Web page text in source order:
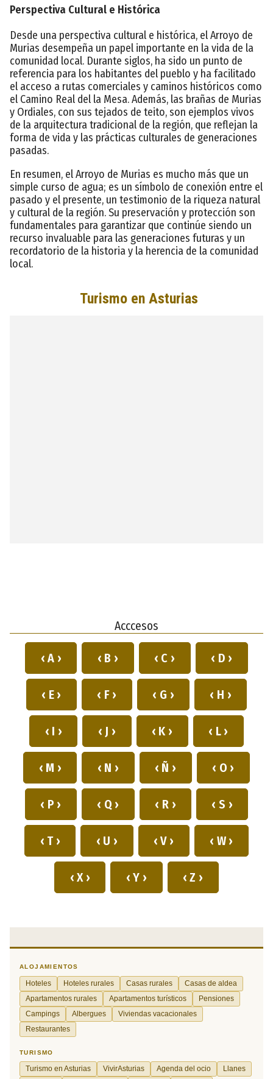
Perspectiva Cultural e Histórica
Desde una perspectiva cultural e histórica, el Arroyo de
Murias desempeña un papel importante en la vida de la
comunidad local. Durante siglos, ha sido un punto de
referencia para los habitantes del pueblo y ha facilitado
el acceso a rutas comerciales y caminos históricos como
el Camino Real del la Mesa. Además, las brañas de Murias
y Ordiales, con sus tejados de teito, son ejemplos vivos
de la arquitectura tradicional de la región, que reflejan la
forma de vida y las prácticas culturales de generaciones
pasadas.
En resumen, el Arroyo de Murias es mucho más que un
simple curso de agua; es un símbolo de conexión entre el
pasado y el presente, un testimonio de la riqueza natural
y cultural de la región. Su preservación y protección son
fundamentales para garantizar que continúe siendo un
recurso invaluable para las generaciones futuras y un
recordatorio de la historia y la herencia de la comunidad
local.
Acccesos
‹ A › ‹ B › ‹ C › ‹ D ›
‹ E › ‹ F › ‹ G › ‹ H ›
‹ I › ‹ J › ‹ K › ‹ L ›
‹ M › ‹ N › ‹ Ñ › ‹ O ›
‹ P › ‹ Q › ‹ R › ‹ S ›
‹ T › ‹ U › ‹ V › ‹ W ›
‹ X › ‹ Y › ‹ Z ›